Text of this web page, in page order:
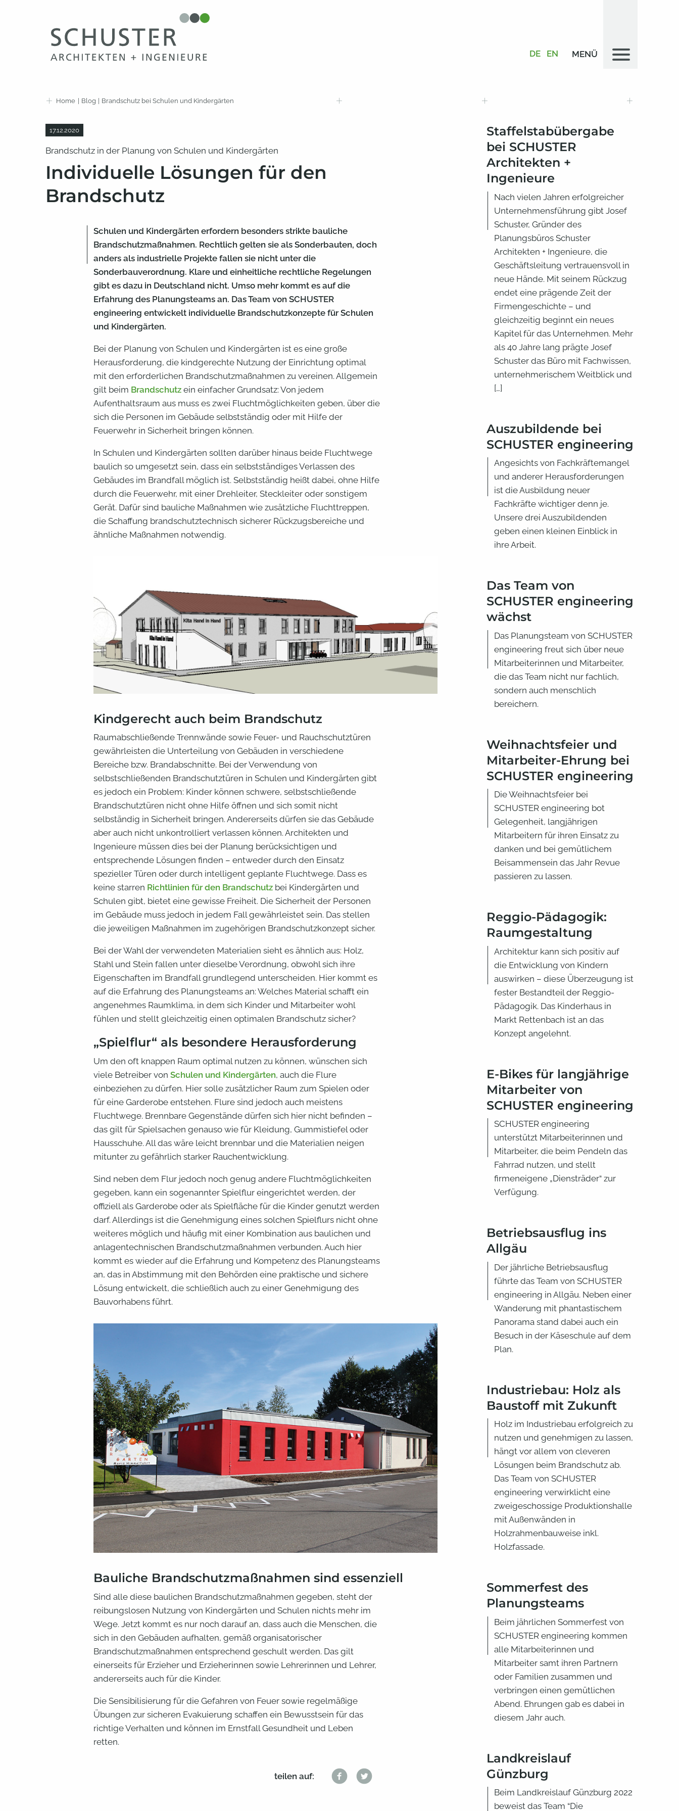
DE EN MENÜ
Home Blog Brandschutz bei Schulen und Kindergärten
+ + + + +
17.12.2020
Brandschutz in der Planung von Schulen und Kindergärten
Individuelle Lösungen für den
Brandschutz
Schulen und Kindergärten erfordern besonders strikte bauliche
Brandschutzmaßnahmen. Rechtlich gelten sie als Sonderbauten, doch
anders als industrielle Projekte fallen sie nicht unter die
Sonderbauverordnung. Klare und einheitliche rechtliche Regelungen
gibt es dazu in Deutschland nicht. Umso mehr kommt es auf die
Erfahrung des Planungsteams an. Das Team von SCHUSTER
engineering entwickelt individuelle Brandschutzkonzepte für Schulen
und Kindergärten.
Bei der Planung von Schulen und Kindergärten ist es eine große
Herausforderung, die kindgerechte Nutzung der Einrichtung optimal
mit den erforderlichen Brandschutzmaßnahmen zu vereinen. Allgemein
gilt beim Brandschutz ein einfacher Grundsatz: Von jedem
Aufenthaltsraum aus muss es zwei Fluchtmöglichkeiten geben, über die
sich die Personen im Gebäude selbstständig oder mit Hilfe der
Feuerwehr in Sicherheit bringen können.
In Schulen und Kindergärten sollten darüber hinaus beide Fluchtwege
baulich so umgesetzt sein, dass ein selbstständiges Verlassen des
Gebäudes im Brandfall möglich ist. Selbstständig heißt dabei, ohne Hilfe
durch die Feuerwehr, mit einer Drehleiter, Steckleiter oder sonstigem
Gerät. Dafür sind bauliche Maßnahmen wie zusätzliche Fluchttreppen,
die Schaffung brandschutztechnisch sicherer Rückzugsbereiche und
ähnliche Maßnahmen notwendig.
Kindgerecht auch beim Brandschutz
Raumabschließende Trennwände sowie Feuer- und Rauchschutztüren
gewährleisten die Unterteilung von Gebäuden in verschiedene
Bereiche bzw. Brandabschnitte. Bei der Verwendung von
selbstschließenden Brandschutztüren in Schulen und Kindergärten gibt
es jedoch ein Problem: Kinder können schwere, selbstschließende
Brandschutztüren nicht ohne Hilfe öffnen und sich somit nicht
selbständig in Sicherheit bringen. Andererseits dürfen sie das Gebäude
aber auch nicht unkontrolliert verlassen können. Architekten und
Ingenieure müssen dies bei der Planung berücksichtigen und
entsprechende Lösungen finden – entweder durch den Einsatz
spezieller Türen oder durch intelligent geplante Fluchtwege. Dass es
keine starren Richtlinien für den Brandschutz bei Kindergärten und
Schulen gibt, bietet eine gewisse Freiheit. Die Sicherheit der Personen
im Gebäude muss jedoch in jedem Fall gewährleistet sein. Das stellen
die jeweiligen Maßnahmen im zugehörigen Brandschutzkonzept sicher.
Bei der Wahl der verwendeten Materialien sieht es ähnlich aus: Holz,
Stahl und Stein fallen unter dieselbe Verordnung, obwohl sich ihre
Eigenschaften im Brandfall grundlegend unterscheiden. Hier kommt es
auf die Erfahrung des Planungsteams an: Welches Material schafft ein
angenehmes Raumklima, in dem sich Kinder und Mitarbeiter wohl
fühlen und stellt gleichzeitig einen optimalen Brandschutz sicher?
„Spielflur“ als besondere Herausforderung
Um den oft knappen Raum optimal nutzen zu können, wünschen sich
viele Betreiber von Schulen und Kindergärten, auch die Flure
einbeziehen zu dürfen. Hier solle zusätzlicher Raum zum Spielen oder
für eine Garderobe entstehen. Flure sind jedoch auch meistens
Fluchtwege. Brennbare Gegenstände dürfen sich hier nicht befinden –
das gilt für Spielsachen genauso wie für Kleidung, Gummistiefel oder
Hausschuhe. All das wäre leicht brennbar und die Materialien neigen
mitunter zu gefährlich starker Rauchentwicklung.
Sind neben dem Flur jedoch noch genug andere Fluchtmöglichkeiten
gegeben, kann ein sogenannter Spielflur eingerichtet werden, der
offiziell als Garderobe oder als Spielfläche für die Kinder genutzt werden
darf. Allerdings ist die Genehmigung eines solchen Spielflurs nicht ohne
weiteres möglich und häufig mit einer Kombination aus baulichen und
anlagentechnischen Brandschutzmaßnahmen verbunden. Auch hier
kommt es wieder auf die Erfahrung und Kompetenz des Planungsteams
an, das in Abstimmung mit den Behörden eine praktische und sichere
Lösung entwickelt, die schließlich auch zu einer Genehmigung des
Bauvorhabens führt.
Bauliche Brandschutzmaßnahmen sind essenziell
Sind alle diese baulichen Brandschutzmaßnahmen gegeben, steht der
reibungslosen Nutzung von Kindergärten und Schulen nichts mehr im
Wege. Jetzt kommt es nur noch darauf an, dass auch die Menschen, die
sich in den Gebäuden aufhalten, gemäß organisatorischer
Brandschutzmaßnahmen entsprechend geschult werden. Das gilt
einerseits für Erzieher und Erzieherinnen sowie Lehrerinnen und Lehrer,
andererseits auch für die Kinder.
Die Sensibilisierung für die Gefahren von Feuer sowie regelmäßige
Übungen zur sicheren Evakuierung schaffen ein Bewusstsein für das
richtige Verhalten und können im Ernstfall Gesundheit und Leben
retten.
teilen auf:
Staffelstabübergabe
bei SCHUSTER
Architekten +
Ingenieure
Nach vielen Jahren erfolgreicher
Unternehmensführung gibt Josef
Schuster, Gründer des
Planungsbüros Schuster
Architekten + Ingenieure, die
Geschäftsleitung vertrauensvoll in
neue Hände. Mit seinem Rückzug
endet eine prägende Zeit der
Firmengeschichte – und
gleichzeitig beginnt ein neues
Kapitel für das Unternehmen. Mehr
als 40 Jahre lang prägte Josef
Schuster das Büro mit Fachwissen,
unternehmerischem Weitblick und
[…]
Auszubildende bei
SCHUSTER engineering
Angesichts von Fachkräftemangel
und anderer Herausforderungen
ist die Ausbildung neuer
Fachkräfte wichtiger denn je.
Unsere drei Auszubildenden
geben einen kleinen Einblick in
ihre Arbeit.
Das Team von
SCHUSTER engineering
wächst
Das Planungsteam von SCHUSTER
engineering freut sich über neue
Mitarbeiterinnen und Mitarbeiter,
die das Team nicht nur fachlich,
sondern auch menschlich
bereichern.
Weihnachtsfeier und
Mitarbeiter-Ehrung bei
SCHUSTER engineering
Die Weihnachtsfeier bei
SCHUSTER engineering bot
Gelegenheit, langjährigen
Mitarbeitern für ihren Einsatz zu
danken und bei gemütlichem
Beisammensein das Jahr Revue
passieren zu lassen.
Reggio-Pädagogik:
Raumgestaltung
Architektur kann sich positiv auf
die Entwicklung von Kindern
auswirken – diese Überzeugung ist
fester Bestandteil der Reggio-
Pädagogik. Das Kinderhaus in
Markt Rettenbach ist an das
Konzept angelehnt.
E-Bikes für langjährige
Mitarbeiter von
SCHUSTER engineering
SCHUSTER engineering
unterstützt Mitarbeiterinnen und
Mitarbeiter, die beim Pendeln das
Fahrrad nutzen, und stellt
firmeneigene „Diensträder“ zur
Verfügung.
Betriebsausflug ins
Allgäu
Der jährliche Betriebsausflug
führte das Team von SCHUSTER
engineering in Allgäu. Neben einer
Wanderung mit phantastischem
Panorama stand dabei auch ein
Besuch in der Käseschule auf dem
Plan.
Industriebau: Holz als
Baustoff mit Zukunft
Holz im Industriebau erfolgreich zu
nutzen und genehmigen zu lassen,
hängt vor allem von cleveren
Lösungen beim Brandschutz ab.
Das Team von SCHUSTER
engineering verwirklicht eine
zweigeschossige Produktionshalle
mit Außenwänden in
Holzrahmenbauweise inkl.
Holzfassade.
Sommerfest des
Planungsteams
Beim jährlichen Sommerfest von
SCHUSTER engineering kommen
alle Mitarbeiterinnen und
Mitarbeiter samt ihren Partnern
oder Familien zusammen und
verbringen einen gemütlichen
Abend. Ehrungen gab es dabei in
diesem Jahr auch.
Landkreislauf
Günzburg
Beim Landkreislauf Günzburg 2022
beweist das Team “Die